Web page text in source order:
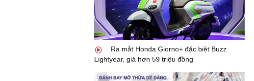
Ra mắt Honda Giorno+ đặc biệt Buzz
Lightyear, giá hơn 59 triệu đồng